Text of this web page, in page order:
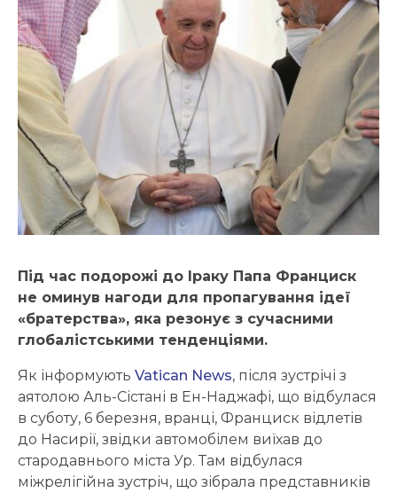
Під час подорожі до Іраку Папа Франциск
не оминув нагоди для пропагування ідеї
«братерства», яка резонує з сучасними
глобалістськими тенденціями.
Як інформують Vatican News, після зустрічі з
аятолою Аль-Сістані в Ен-Наджафі, що відбулася
в суботу, 6 березня, вранці, Франциск відлетів
до Насирії, звідки автомобілем виїхав до
стародавнього міста Ур. Там відбулася
міжрелігійна зустріч, що зібрала представників